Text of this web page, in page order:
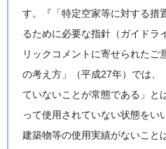
す。『「特定空家等に対する措
るために必要な指針（ガイドラ
リックコメントに寄せられたご
の考え方」（平成27年）では、
ていないことが常態である」と
って使用されていない状態をい
建築物等の使用実績がないこと